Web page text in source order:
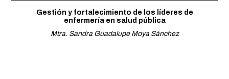
Gestión y fortalecimiento de los líderes de
enfermería en salud pública
Mtra. Sandra Guadalupe Moya Sánchez